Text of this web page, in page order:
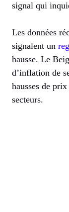
signal qui
Les données
signalent un
hausse. Le
d’inflation de
hausses de
secteurs.